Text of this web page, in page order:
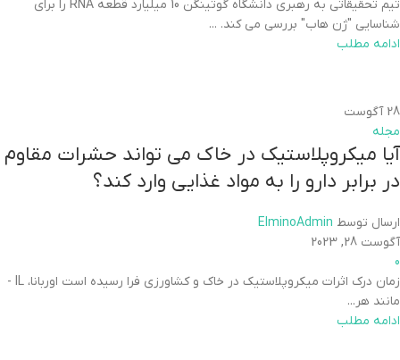
تیم تحقیقاتی به رهبری دانشگاه گوتینگن 10 میلیارد قطعه RNA را برای
شناسایی "ژن هاب" بررسی می کند. ...
ادامه مطلب
28 آگوست
مجله
آیا میکروپلاستیک در خاک می تواند حشرات مقاوم
در برابر دارو را به مواد غذایی وارد کند؟
ارسال توسط ElminoAdmin
آگوست 28, 2023
0
زمان درک اثرات میکروپلاستیک در خاک و کشاورزی فرا رسیده است اوربانا، IL -
مانند هر...
ادامه مطلب